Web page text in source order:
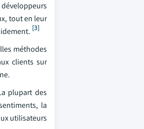
tout en leur
[3]
méthodes
clients sur
plupart des
la
utilisateurs